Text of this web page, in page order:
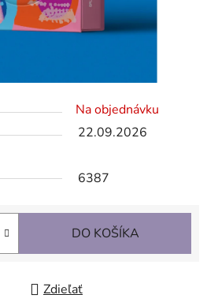
Na objednávku
22.09.2026
6387
DO KOŠÍKA
Zdieľať